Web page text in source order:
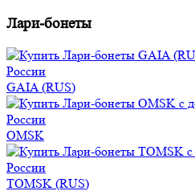
Лари-бонеты
GAIA (RUS)
OMSK
TOMSK (RUS)